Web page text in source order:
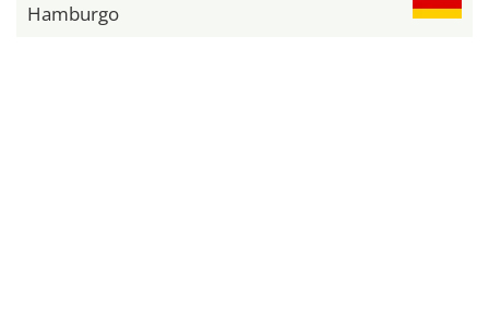
Hamburgo